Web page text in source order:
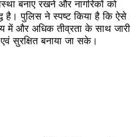
बनाए रखने और नागरिकों को
है। पुलिस ने स्पष्ट किया है कि ऐसे
में और अधिक तीव्रता के साथ जारी
सुरक्षित बनाया जा सके।